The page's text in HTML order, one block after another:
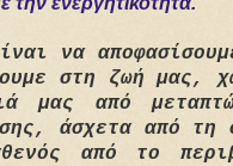
να
στη ζωή μας,
μας από
άσχετα από τη
από το